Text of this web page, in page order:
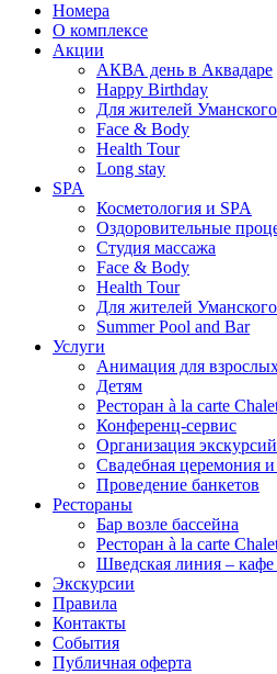
Номера
О комплексе
Акции
АКВА день в Аквадаре
Happy Birthday
Для жителей
Face & Body
Health Tour
Long stay
SPA
Косметология и SPA
Оздоровительные
Студия массажа
Face & Body
Health Tour
Для жителей
Summer Pool and Bar
Услуги
Анимация для
Детям
Ресторан à la carte
Конференц-сервис
Организация экскурсий
Свадебная церемония
Проведение банкетов
Рестораны
Бар возле бассейна
Ресторан à la carte
Шведская линия – кафе
Экскурсии
Правила
Контакты
События
Публичная оферта